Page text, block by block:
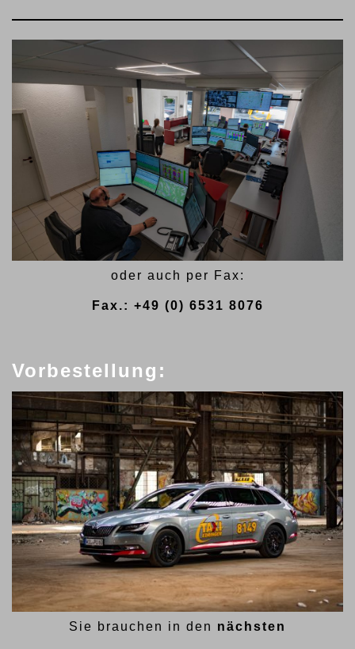
oder auch per Fax:
Fax.: +49 (0) 6531 8076
Vorbestellung:
Sie brauchen in den nächsten